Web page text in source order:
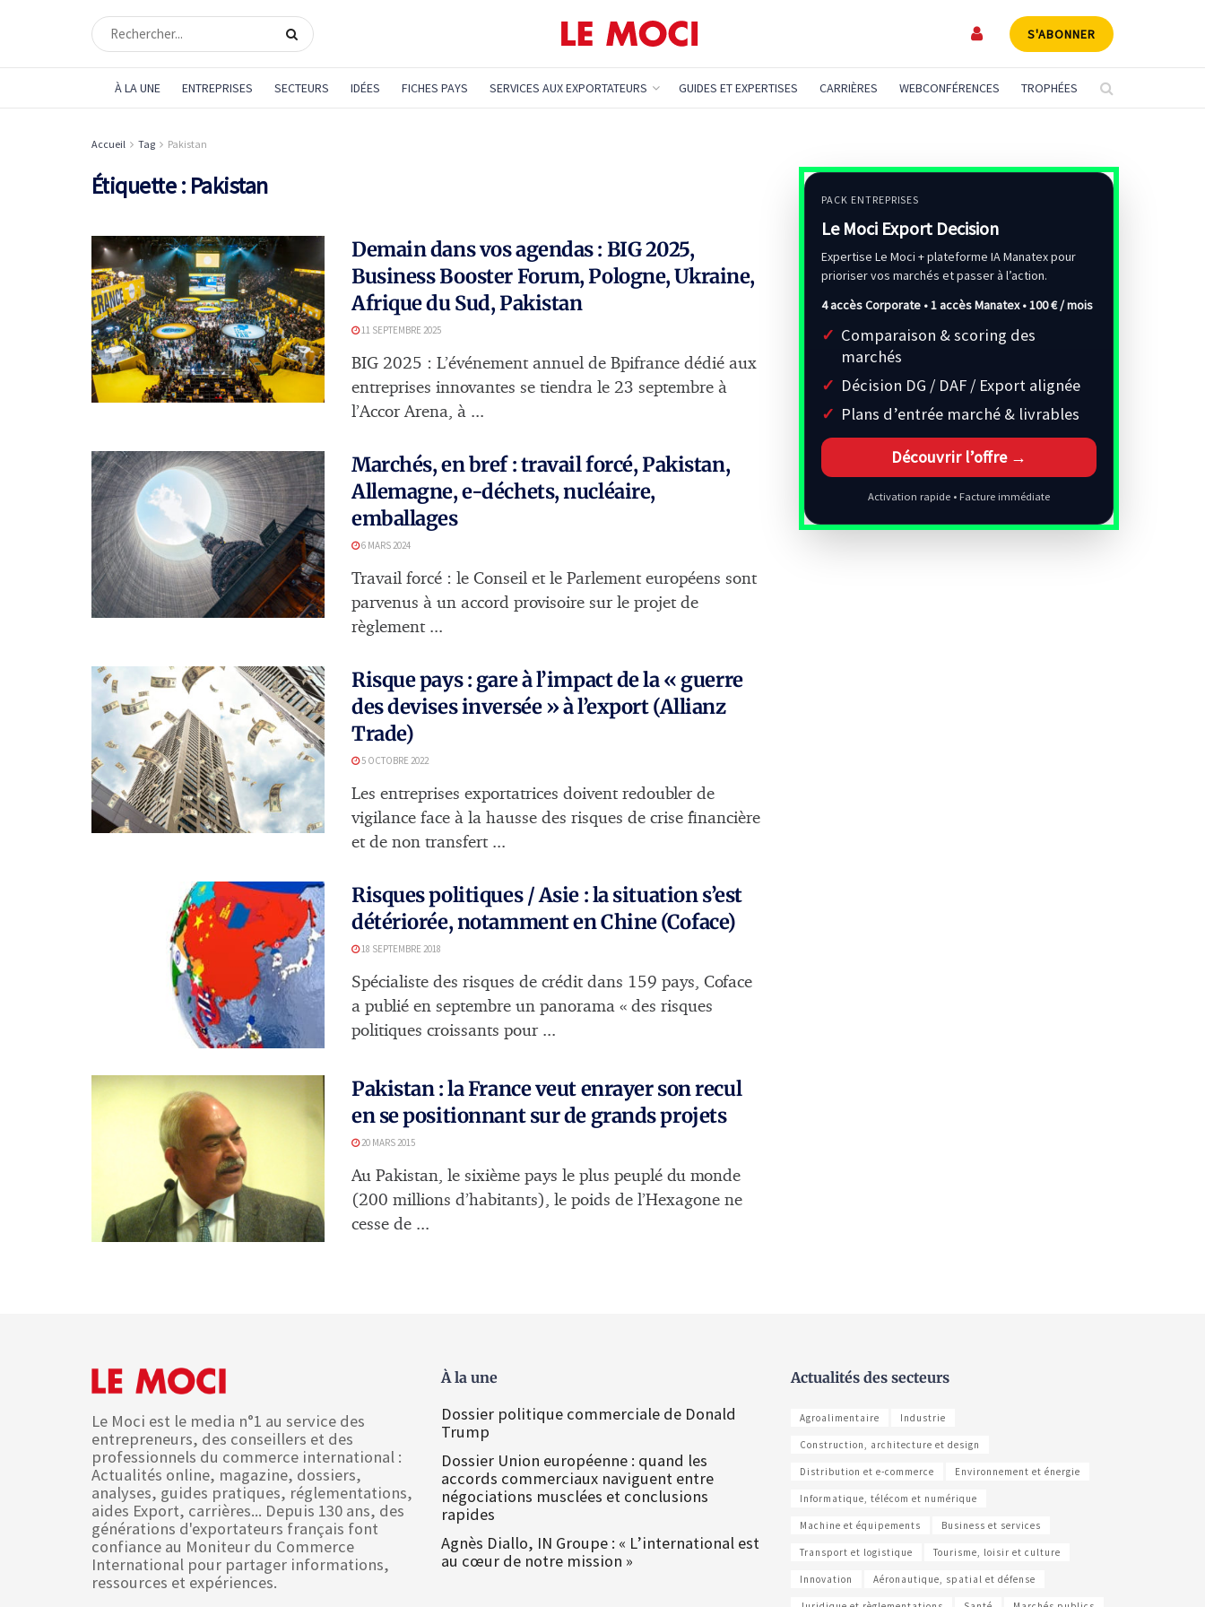
S'ABONNER
À LA UNE ENTREPRISES SECTEURS IDÉES FICHES PAYS SERVICES AUX EXPORTATEURS GUIDES ET EXPERTISES CARRIÈRES WEBCONFÉRENCES TROPHÉES
Accueil Tag Pakistan
Étiquette : Pakistan
Demain dans vos agendas : BIG 2025,
Business Booster Forum, Pologne, Ukraine,
Afrique du Sud, Pakistan
11 SEPTEMBRE 2025
BIG 2025 : L’événement annuel de Bpifrance dédié aux
entreprises innovantes se tiendra le 23 septembre à
l’Accor Arena, à ...
Marchés, en bref : travail forcé, Pakistan,
Allemagne, e-déchets, nucléaire,
emballages
6 MARS 2024
Travail forcé : le Conseil et le Parlement européens sont
parvenus à un accord provisoire sur le projet de
règlement ...
Risque pays : gare à l’impact de la « guerre
des devises inversée » à l’export (Allianz
Trade)
5 OCTOBRE 2022
Les entreprises exportatrices doivent redoubler de
vigilance face à la hausse des risques de crise financière
et de non transfert ...
Risques politiques / Asie : la situation s’est
détériorée, notamment en Chine (Coface)
18 SEPTEMBRE 2018
Spécialiste des risques de crédit dans 159 pays, Coface
a publié en septembre un panorama « des risques
politiques croissants pour ...
Pakistan : la France veut enrayer son recul
en se positionnant sur de grands projets
20 MARS 2015
Au Pakistan, le sixième pays le plus peuplé du monde
(200 millions d’habitants), le poids de l’Hexagone ne
cesse de ...
PACK ENTREPRISES
Le Moci Export Decision
Expertise Le Moci + plateforme IA Manatex pour
prioriser vos marchés et passer à l’action.
4 accès Corporate • 1 accès Manatex •100 € / mois
Comparaison & scoring des
marchés
Décision DG / DAF / Export alignée
Plans d’entrée marché & livrables
Découvrir l’offre →
Activation rapide • Facture immédiate
Le Moci est le media n°1 au service des
entrepreneurs, des conseillers et des
professionnels du commerce international :
Actualités online, magazine, dossiers,
analyses, guides pratiques, réglementations,
aides Export, carrières... Depuis 130 ans, des
générations d'exportateurs français font
confiance au Moniteur du Commerce
International pour partager informations,
ressources et expériences.
À la une
Dossier politique commerciale de Donald
Trump
Dossier Union européenne : quand les
accords commerciaux naviguent entre
négociations musclées et conclusions
rapides
Agnès Diallo, IN Groupe : « L’international est
au cœur de notre mission »
Actualités des secteurs
Agroalimentaire Industrie
Construction, architecture et design
Distribution et e-commerce Environnement et énergie
Informatique, télécom et numérique
Machine et équipements Business et services
Transport et logistique Tourisme, loisir et culture
Innovation Aéronautique, spatial et défense